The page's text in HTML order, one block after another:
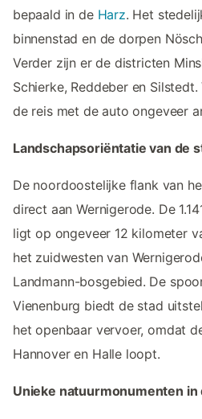
bepaald in de Harz. Het
binnenstad en de dorpen
Verder zijn er de districten
Schierke, Reddeber en Silstedt.
de reis met de auto ongeveer
Landschapsoriëntatie van de
De noordoostelijke flank van
direct aan Wernigerode. De
ligt op ongeveer 12 kilometer
het zuidwesten van
Landmann-bosgebied. De
Vienenburg biedt de stad
het openbaar vervoer, omdat
Hannover en Halle loopt.
Unieke natuurmonumenten